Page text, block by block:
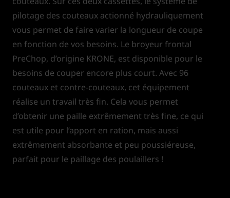
pilotage des couteaux actionné hydrauliquement
vous permet de faire varier la longueur de coupe
en fonction de vos besoins. Le broyeur frontal
PreChop, d’origine KRONE, est disponible pour le
besoins de couper encore plus court. Avec 96
couteaux et contre-couteaux, cet équipement
réalise un travail très fin. Cela vous permet
d’obtenir une paille extrêmement très fine, ce qui
est utile pour l’apport en ration, mais aussi
extrêmement absorbante et peu poussiéreuse,
parfait pour le paillage des poulaillers !